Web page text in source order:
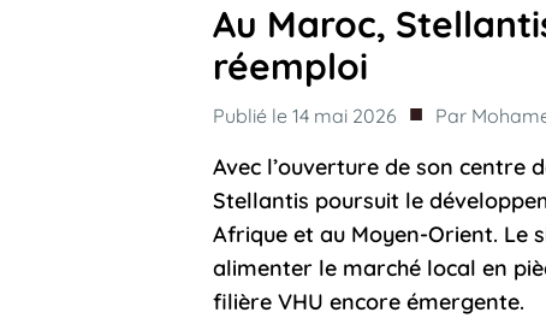
Au Maroc,
réemploi
Publié le 14 mai 2026 ■ Par
Avec l’ouverture de son centre
Stellantis poursuit le
Afrique et au Moyen-Orient. Le
alimenter le marché local en
filière VHU encore émergente.